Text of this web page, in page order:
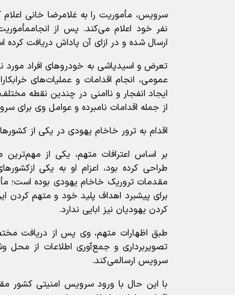
سرویس، مأموریت را به غلامرضا خانی
نفر خود اعلام می‌کند. پس از
ارسال شده و در ازای آن پاداش دریافت کرده
تعرض و اسیدپاشی به خودرو‌های افراد
عمومی، انجام اقدامات و عملیات‌های
ایجاد انفجار و ناامنی در چندین نقطه
از جمله اقدامات نامبرده و عوامل وی
اقدام به ترور خاخام یهودی در یکی از
بر اساس اعترافات متهم، یکی از
طراحی کرده بود، اعزام او به یکی
مقدمات تروریک خاخام یهودی بوده است؛
برای پیشبرد اهداف پلید خود و متهم کردن
کردن یهودیان نیز ابایی ندارد.
طبق اظهارات متهم، وی پس از دریافت
تصویربرداری و جمع‌آوری اطلاعات از
سرویس ارسالمی‌کند.
با این حال با ورود سرویس امنیتی کشور